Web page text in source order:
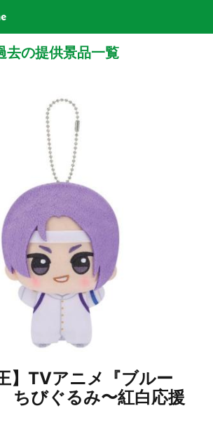
去の提供景品一覧
】TVアニメ『ブルー
ちびぐるみ〜紅白応援